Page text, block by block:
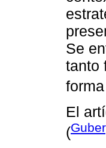
Se
tanto
El
(